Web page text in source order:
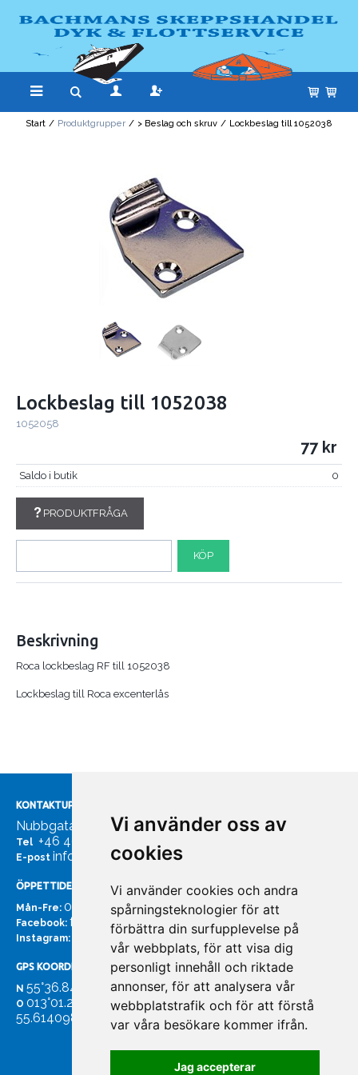
Vi använder oss av
cookies
Vi använder cookies och andra
spårningsteknologier för att
förbättra din surfupplevelse på
vår webbplats, för att visa dig
personligt innehåll och riktade
annonser, för att analysera vår
webbplatstrafik och för att förstå
var våra besökare kommer ifrån.
Jag accepterar
Start / Produktgrupper / > Beslag och skruv / Lockbeslag till 1052038
Lockbeslag till 1052038
1052058
77
Saldo i butik 0
PRODUKTFRÅGA
KÖP
Beskrivning
Roca lockbeslag RF till 1052038
Lockbeslag till Roca excenterlås
KONTAKTUPPGIFTER
Nubbgatan 7, 211 24 Malmö
Tel +46 40185561
E-post info@bachmans.se
ÖPPETTIDER
Mån-Fre: 07:00 - 16:00
Facebook: facebook.com/bachmans.se
Instagram: instagram.com/bachmans.se
GPS KOORDINATER
N 55°36.847
O 013°01.255'
55.614098. 13.020931'